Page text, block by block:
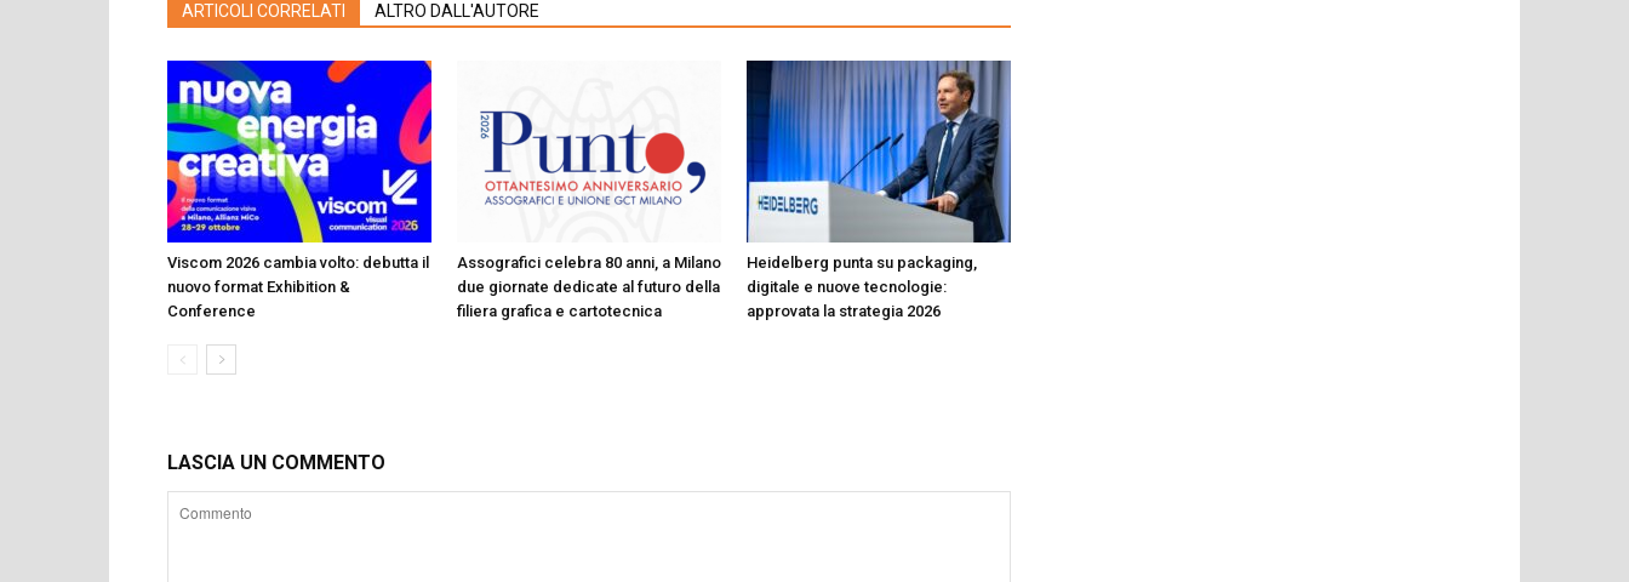
ARTICOLI CORRELATI ALTRO DALL'AUTORE
Viscom 2026 cambia volto: debutta il
nuovo format Exhibition &
Conference
Assografici celebra 80 anni, a Milano
due giornate dedicate al futuro della
filiera grafica e cartotecnica
Heidelberg punta su packaging,
digitale e nuove tecnologie:
approvata la strategia 2026
LASCIA UN COMMENTO